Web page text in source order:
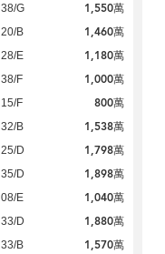
38/G 1,550萬
20/B 1,460萬
28/E 1,180萬
38/F 1,000萬
15/F 800萬
32/B 1,538萬
25/D 1,798萬
35/D 1,898萬
08/E 1,040萬
33/D 1,880萬
33/B 1,570萬